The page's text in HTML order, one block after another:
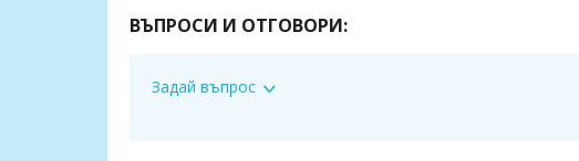
тел: 0885 252 467, 02/952 21 36
8.30ч-14.30ч /събота и неделя/
ВЪПРОСИ И ОТГОВОРИ:
Задай въпрос